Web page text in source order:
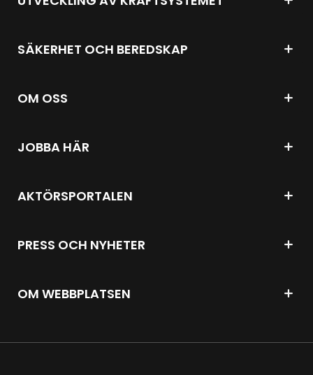
SÄKERHET OCH BEREDSKAP
OM OSS
JOBBA HÄR
AKTÖRSPORTALEN
PRESS OCH NYHETER
OM WEBBPLATSEN